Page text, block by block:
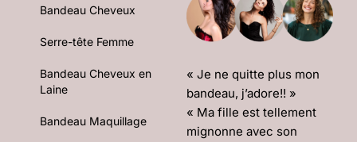
Bandeau Cheveux
Serre-tête Femme
Bandeau Cheveux en
Laine
Bandeau Maquillage
« Je ne quitte plus mon
bandeau, j’adore!! »
« Ma fille est tellement
mignonne avec son